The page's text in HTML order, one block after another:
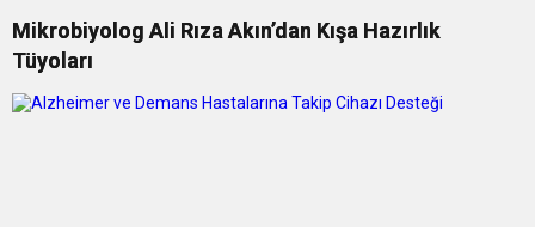
Mikrobiyolog Ali Rıza Akın’dan Kışa Hazırlık
Tüyoları